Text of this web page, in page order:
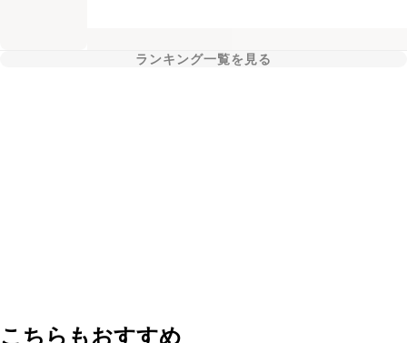
ランキング一覧を見る
こちらもおすすめ